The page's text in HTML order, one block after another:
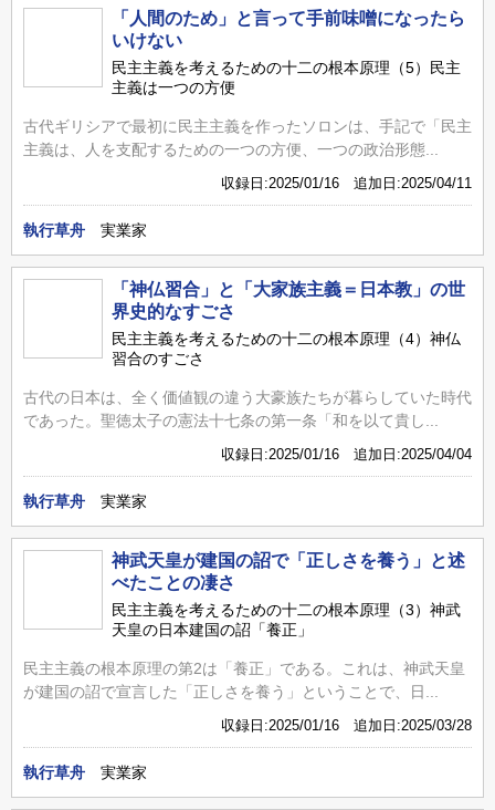
「人間のため」と言って手前味噌になったら
いけない
民主主義を考えるための十二の根本原理（5）民主
主義は一つの方便
古代ギリシアで最初に民主主義を作ったソロンは、手記で「民主
主義は、人を支配するための一つの方便、一つの政治形態...
収録日:2025/01/16 追加日:2025/04/11
執行草舟 実業家
「神仏習合」と「大家族主義＝日本教」の世
界史的なすごさ
民主主義を考えるための十二の根本原理（4）神仏
習合のすごさ
古代の日本は、全く価値観の違う大豪族たちが暮らしていた時代
であった。聖徳太子の憲法十七条の第一条「和を以て貴し...
収録日:2025/01/16 追加日:2025/04/04
執行草舟 実業家
神武天皇が建国の詔で「正しさを養う」と述
べたことの凄さ
民主主義を考えるための十二の根本原理（3）神武
天皇の日本建国の詔「養正」
民主主義の根本原理の第2は「養正」である。これは、神武天皇
が建国の詔で宣言した「正しさを養う」ということで、日...
収録日:2025/01/16 追加日:2025/03/28
執行草舟 実業家